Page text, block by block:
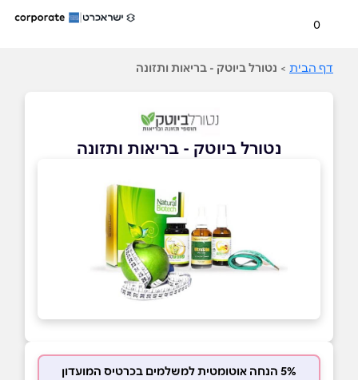
0
דף הבית > נטורל ביוטק - בריאות ותזונה
נטורל ביוטק - בריאות ותזונה
5% הנחה אוטומטית למשלמים בכרטיס המועדון